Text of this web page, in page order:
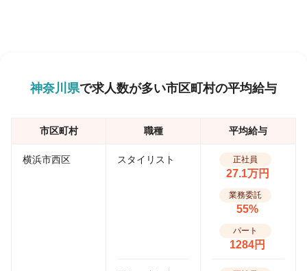
神奈川県で求人数が多い市区町村の平均給与
市区町村 職種 平均給与
横浜市西区 スタイリスト 正社員
27.1万円
業務委託
55%
パート
1284円